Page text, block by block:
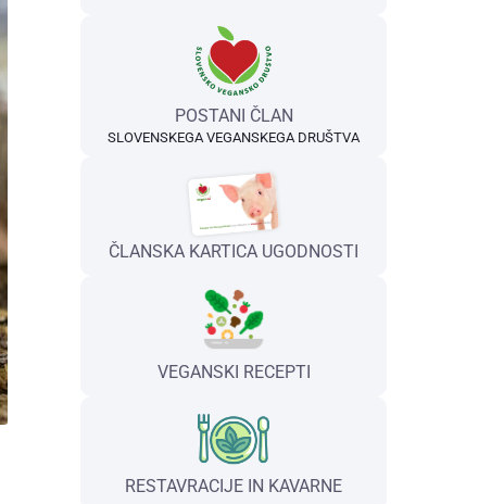
POSTANI ČLAN
SLOVENSKEGA VEGANSKEGA DRUŠTVA
ČLANSKA KARTICA UGODNOSTI
VEGANSKI RECEPTI
RESTAVRACIJE IN KAVARNE